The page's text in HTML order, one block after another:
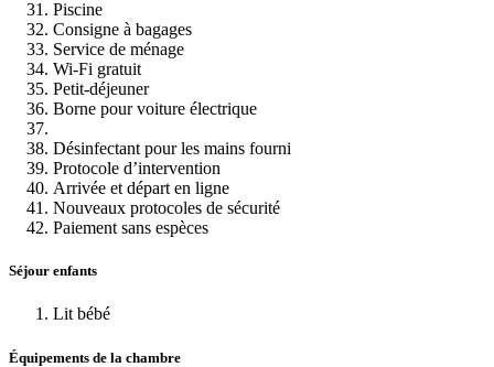
Piscine
Consigne à bagages
Service de ménage
Wi-Fi gratuit
Petit-déjeuner
Borne pour voiture électrique
Désinfectant pour les mains fourni
Protocole d’intervention
Arrivée et départ en ligne
Nouveaux protocoles de sécurité
Paiement sans espèces
Séjour enfants
Lit bébé
Équipements de la chambre